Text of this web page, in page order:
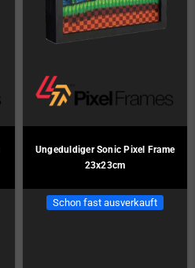
Ungeduldiger Sonic Pixel Frame
23x23cm
Schon fast ausverkauft